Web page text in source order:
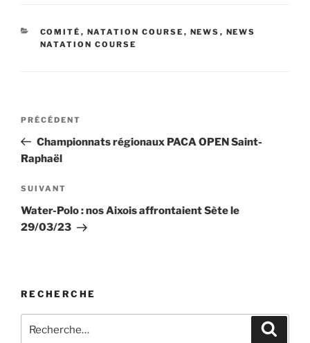
CATÉGORIES
COMITÉ , NATATION COURSE , NEWS , NEWS
NATATION COURSE
Navigation
l’article
Article
précédent
PRÉCÉDENT
Championnats régionaux PACA OPEN Saint-
Raphaël
Article
suivant
SUIVANT
Water-Polo : nos Aixois affrontaient Sète le
29/03/23
RECHERCHE
pour